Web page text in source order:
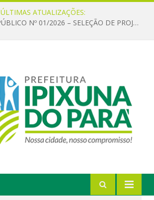
ÚLTIMAS ATUALIZAÇÕES:
CHAMAMENTO PÚBLICO Nº 01/2026 – SELEÇÃO DE PROJETOS PARA FIRMAR TERMO DE EXECUÇÃO CULTURAL COM RECURSOS DA POLÍTICA NACIONAL ALDIR BLANC DE FOMENTO À CULTURA – PNAB (LEI Nº 14.399/2022)